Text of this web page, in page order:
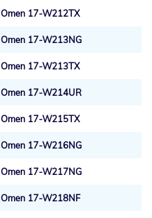
Omen 17-W212TX
Omen 17-W213NG
Omen 17-W213TX
Omen 17-W214UR
Omen 17-W215TX
Omen 17-W216NG
Omen 17-W217NG
Omen 17-W218NF